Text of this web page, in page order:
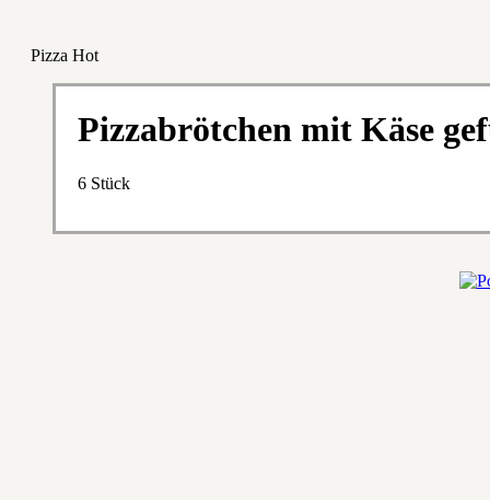
Pizza Hot
Pizzabrötchen mit Käse
6 Stück